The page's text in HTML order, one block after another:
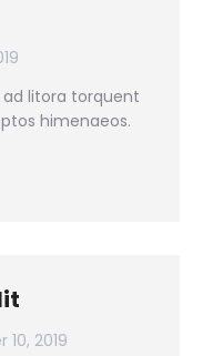
litora torquent
himenaeos.
2019